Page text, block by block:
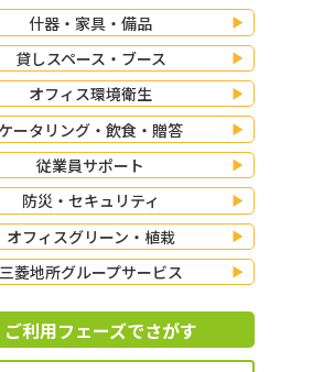
什器・家具・備品
貸しスペース・ブース
オフィス環境衛生
ケータリング・飲食・贈答
従業員サポート
防災・セキュリティ
オフィスグリーン・植栽
三菱地所グループサービス
ご利用フェーズでさがす